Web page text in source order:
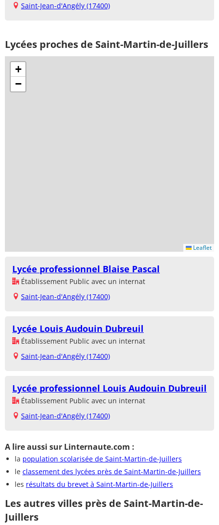
Saint-Jean-d'Angély (17400)
Lycées proches de Saint-Martin-de-Juillers
+
−
Leaflet
Lycée professionnel Blaise Pascal
Établissement Public avec un internat
Saint-Jean-d'Angély (17400)
Lycée Louis Audouin Dubreuil
Établissement Public avec un internat
Saint-Jean-d'Angély (17400)
Lycée professionnel Louis Audouin Dubreuil
Établissement Public avec un internat
Saint-Jean-d'Angély (17400)
A lire aussi sur Linternaute.com :
la population scolarisée de Saint-Martin-de-Juillers
le classement des lycées près de Saint-Martin-de-Juillers
les résultats du brevet à Saint-Martin-de-Juillers
Les autres villes près de Saint-Martin-de-
Juillers